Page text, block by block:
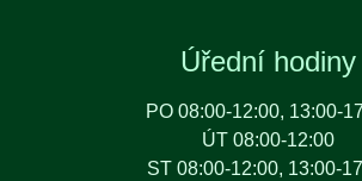
Úřední hodiny
PO 08:00-12:00, 13:00-
ÚT 08:00-12:00
ST 08:00-12:00, 13:00-